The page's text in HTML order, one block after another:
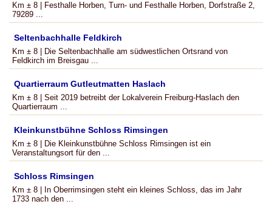
Km ± 8 | Festhalle Horben, Turn- und Festhalle Horben, Dorfstraße 2,
79289 ...
Seltenbachhalle Feldkirch
Km ± 8 | Die Seltenbachhalle am südwestlichen Ortsrand von
Feldkirch im Breisgau ...
Quartierraum Gutleutmatten Haslach
Km ± 8 | Seit 2019 betreibt der Lokalverein Freiburg-Haslach den
Quartierraum ...
Kleinkunstbühne Schloss Rimsingen
Km ± 8 | Die Kleinkunstbühne Schloss Rimsingen ist ein
Veranstaltungsort für den ...
Schloss Rimsingen
Km ± 8 | In Oberrimsingen steht ein kleines Schloss, das im Jahr
1733 nach den ...